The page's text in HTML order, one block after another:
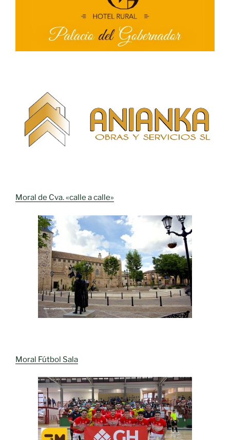
Moral de Cva. «calle a calle»
Moral Fútbol Sala